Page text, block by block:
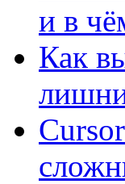
и в
Как